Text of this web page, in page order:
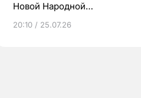
Новой Народной
20:10 / 25.07.26